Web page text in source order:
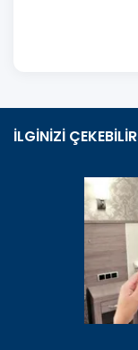
İLGİNİZİ ÇEKEBİLİR